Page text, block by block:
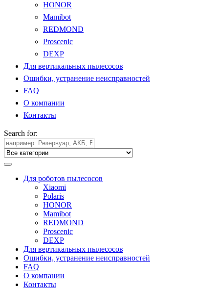
HONOR
Mamibot
REDMOND
Proscenic
DEXP
Для вертикальных пылесосов
Ошибки, устранение неисправностей
FAQ
О компании
Контакты
Search for:
Для роботов пылесосов
Xiaomi
Polaris
HONOR
Mamibot
REDMOND
Proscenic
DEXP
Для вертикальных пылесосов
Ошибки, устранение неисправностей
FAQ
О компании
Контакты